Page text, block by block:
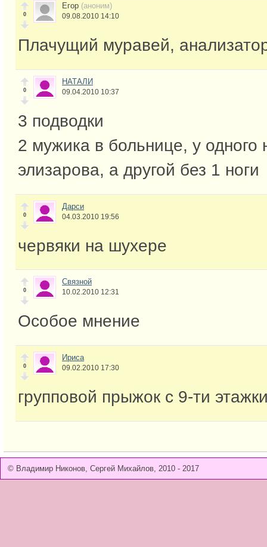
0
Егор (аноним)
09.08.2010 14:10
Плачущий муравей,
0
НАТАЛИ
09.04.2010 10:37
3 подводки
2 мужика в больнице, у одного
элизарова, а другой без 1 ноги
0
Дарси
04.03.2010 19:56
червяки на шухере
0
Связной
10.02.2010 12:31
Особое мнение
0
Ириса
09.02.2010 17:30
групповой прыжок с 9-ти
© Владимир Никонов, Сергей Михайлов, 2010 - 2017